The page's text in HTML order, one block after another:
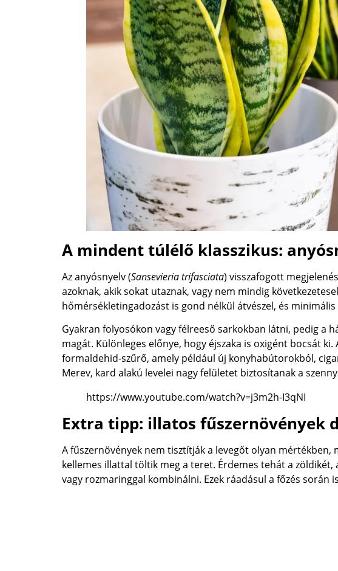
A mindent túlélő klasszikus:
Az anyósnyelv (Sansevieria trifasciata) visszafogott
azoknak, akik sokat utaznak, vagy nem mindig
hőmérsékletingadozást is gond nélkül átvészel, és
Gyakran folyosókon vagy félreeső sarkokban látni, pedig a
magát. Különleges előnye, hogy éjszaka is oxigént bocsát
formaldehid-szűrő, amely például új konyhabútorokból,
Merev, kard alakú levelei nagy felületet biztosítanak a
https://www.youtube.com/watch?v=j3m2h-I3qNI
Extra tipp: illatos fűszernövények
A fűszernövények nem tisztítják a levegőt olyan
kellemes illattal töltik meg a teret. Érdemes tehát a
vagy rozmaringgal kombinálni. Ezek ráadásul a főzés során